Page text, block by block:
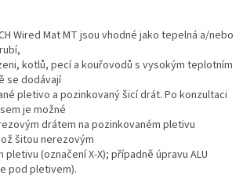
Wired Mat MT jsou vhodné jako tepelná a/nebo
kotlů, pecí a kouřovodů s vysokým teplotním
se dodávají
pletivo a pozinkovaný šicí drát. Po konzultaci
je možné
drátem na pozinkovaném pletivu
šitou nerezovým
(označení X-X); případně úpravu ALU
pod pletivem).